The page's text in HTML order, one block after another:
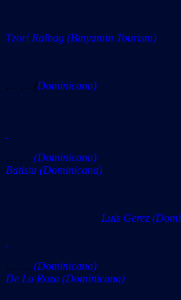
Tzori Ralbag (Binyamin Tourism)
… … (Dominicana)
… … (Dominicana)
Batista (Dominicana)
Luis Gerez
… …
De La Roza (Dominicana)